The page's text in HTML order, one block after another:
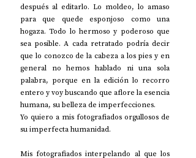
después al editarlo. Lo moldeo, lo amaso
para que quede esponjoso como una
hogaza. Todo lo hermoso y poderoso que
sea posible. A cada retratado podría decir
que lo conozco de la cabeza a los pies y en
general no hemos hablado ni una sola
palabra, porque en la edición lo recorro
entero y voy buscando que aflore la esencia
humana, su belleza de imperfecciones.
Yo quiero a mis fotografiados orgullosos de
su imperfecta humanidad.
Mis fotografiados interpelando al que los